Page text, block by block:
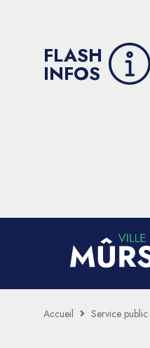
FLASH
INFOS
Accueil Service public